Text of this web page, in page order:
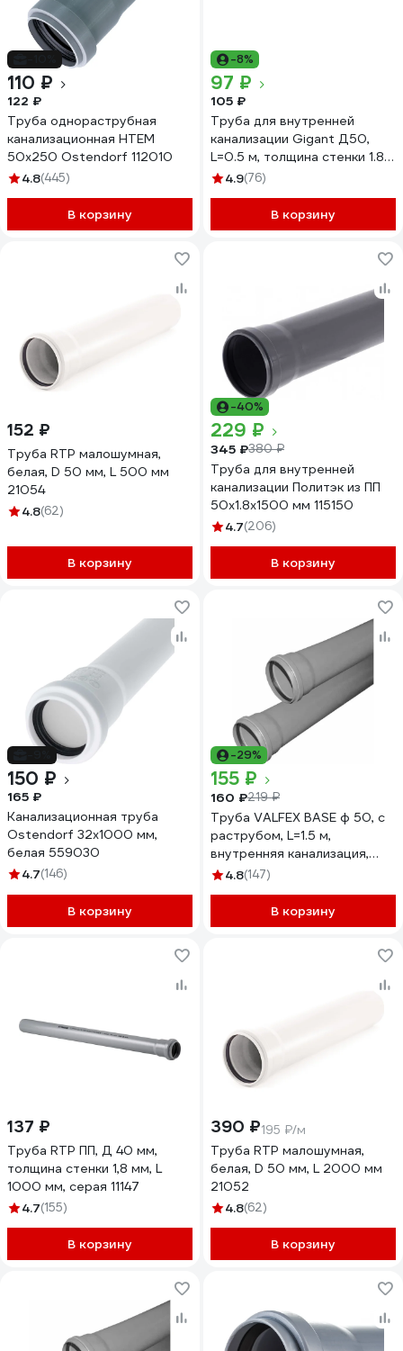
110 ₽
122 ₽
Труба однораструбная
канализационная HTEM
50х250 Ostendorf 112010
4.8(445)
В корзину
-8%
97 ₽
105 ₽
Труба для внутренней
канализации Gigant Д50,
L=0.5 м, толщина стенки 1.8
мм GSG-21
4.9(76)
В корзину
152 ₽
Труба RTP малошумная,
белая, D 50 мм, L 500 мм
21054
4.8(62)
В корзину
-40%
229 ₽
345 ₽380 ₽
Труба для внутренней
канализации Политэк из ПП
50х1.8х1500 мм 115150
4.7(206)
В корзину
150 ₽
165 ₽
Канализационная труба
Ostendorf 32х1000 мм,
белая 559030
4.7(146)
В корзину
-29%
155 ₽
160 ₽219 ₽
Труба VALFEX BASE ф 50, с
раструбом, L=1.5 м,
внутренняя канализация,
толщина стенки 1.8
4.8(147)
В корзину
137 ₽
Труба RTP ПП, Д 40 мм,
толщина стенки 1,8 мм, L
1000 мм, серая 11147
4.7(155)
В корзину
390 ₽195 ₽/м
Труба RTP малошумная,
белая, D 50 мм, L 2000 мм
21052
4.8(62)
В корзину